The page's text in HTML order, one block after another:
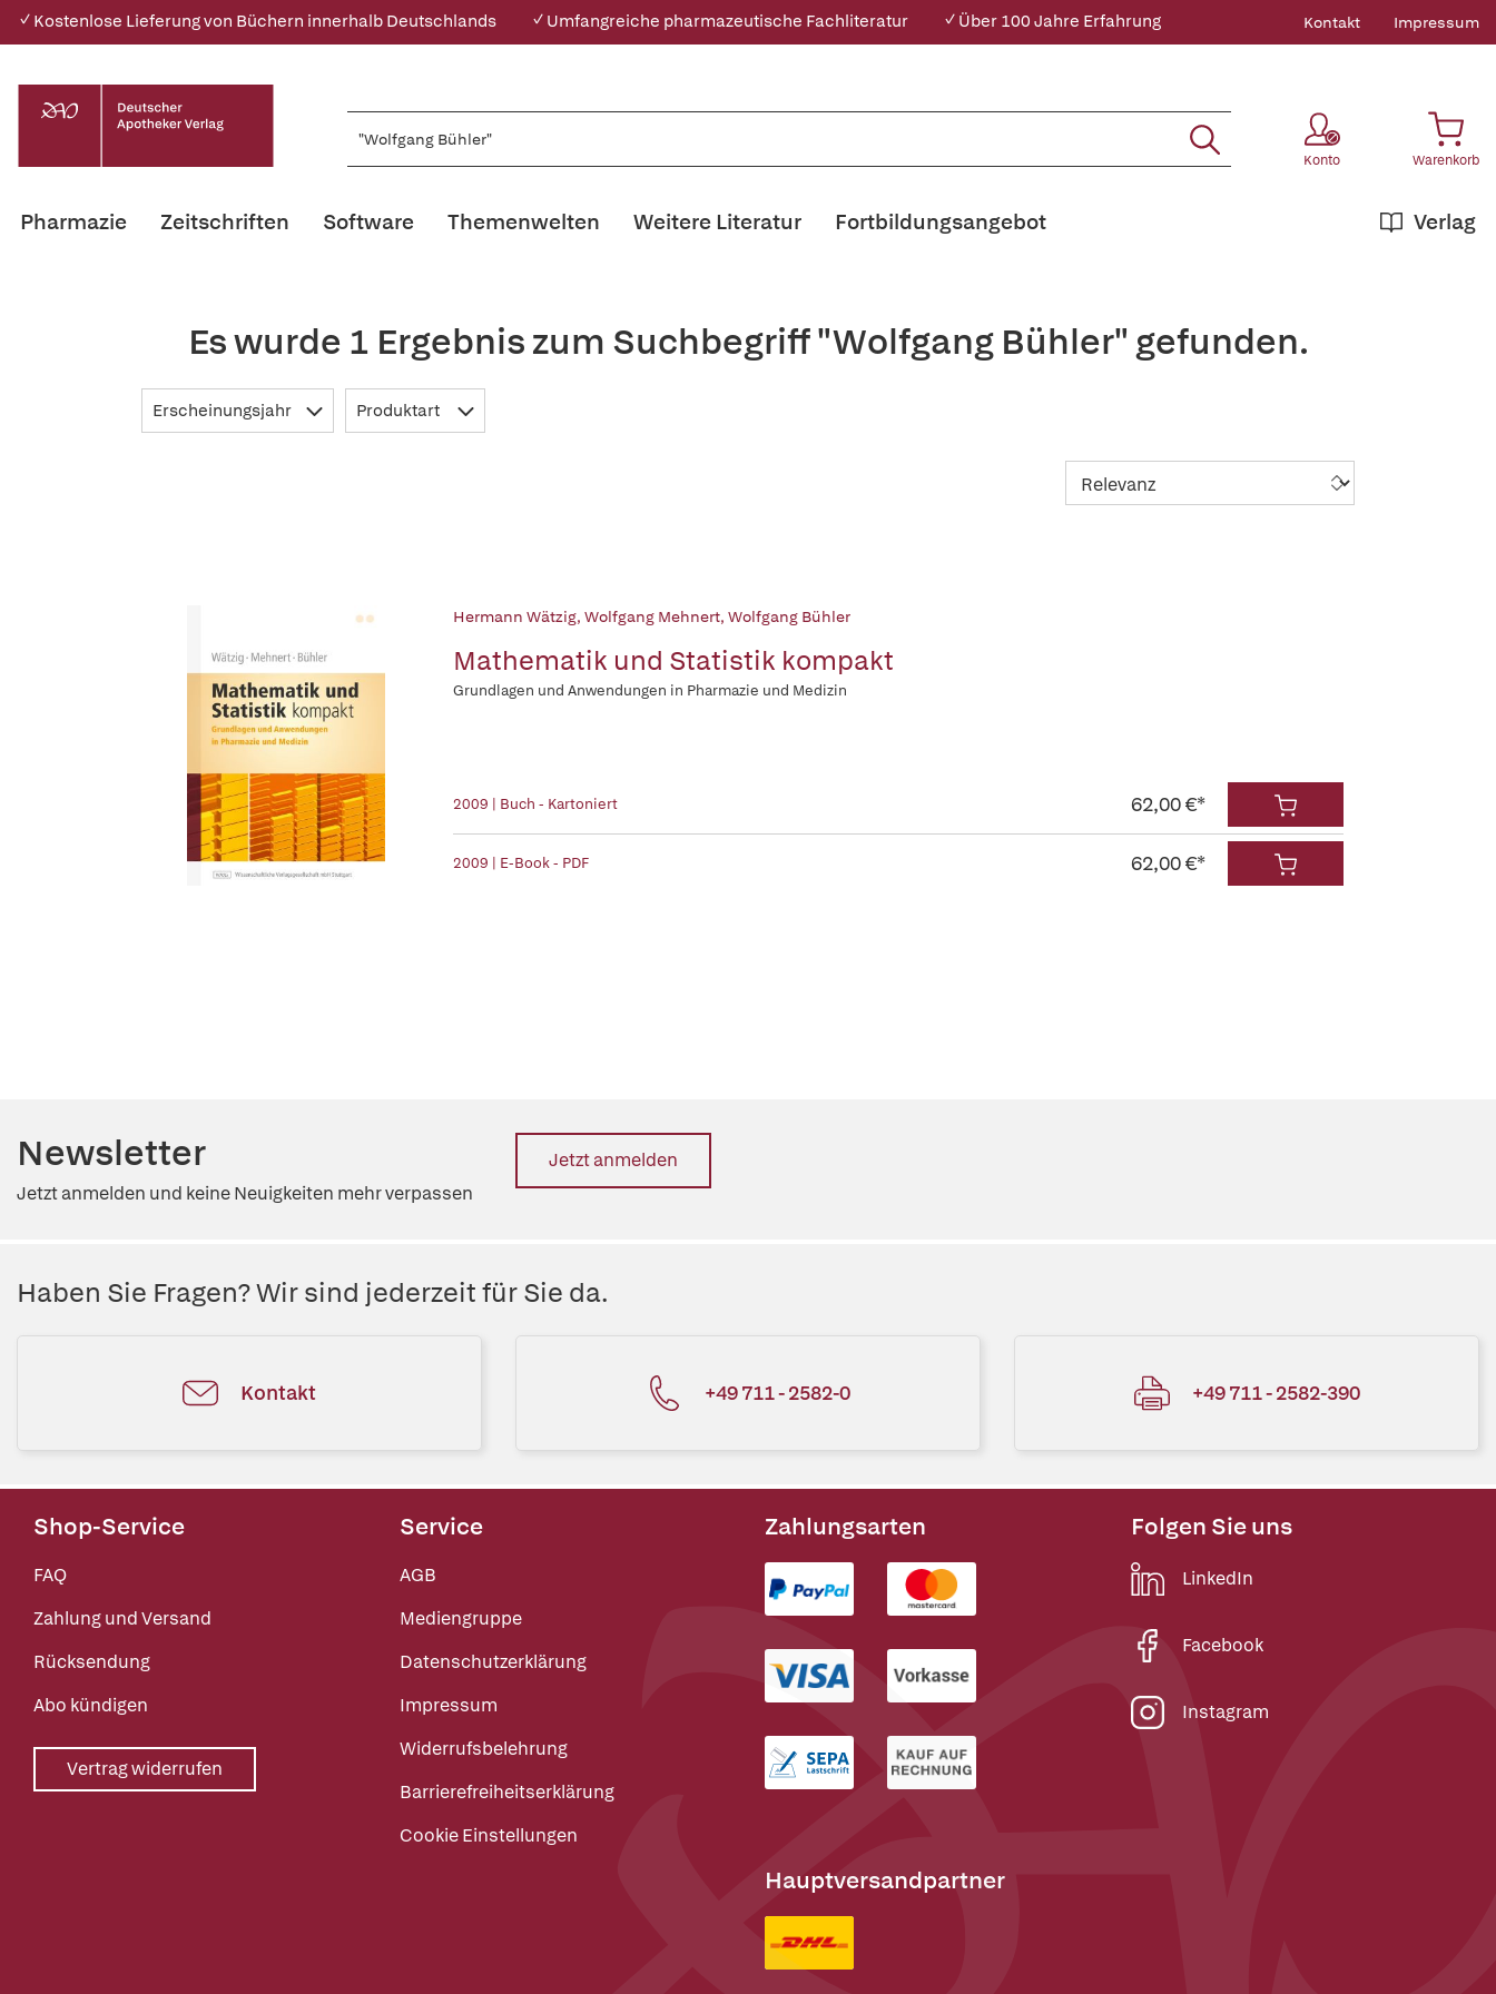
✓ Kostenlose Lieferung von Büchern innerhalb Deutschlands ✓ Umfangreiche pharmazeutische Fachliteratur ✓ Über 100 Jahre Erfahrung Kontakt Impressum
Konto Warenkorb
Pharmazie Zeitschriften Software Themenwelten Weitere Literatur Verlag
Fortbildungsangebot
Es wurde 1 Ergebnis zum Suchbegriff "Wolfgang Bühler" gefunden.
Erscheinungsjahr Produktart
Hermann Wätzig, Wolfgang Mehnert, Wolfgang Bühler
Mathematik und Statistik kompakt
Grundlagen und Anwendungen in Pharmazie und Medizin
2009 | Buch - Kartoniert 62,00 €*
2009 | E-Book - PDF 62,00 €*
Newsletter
Jetzt anmelden und keine Neuigkeiten mehr verpassen
Jetzt anmelden
Haben Sie Fragen? Wir sind jederzeit für Sie da.
Kontakt +49 711 - 2582-0 +49 711 - 2582-390
Shop-Service
FAQ
Zahlung und Versand
Rücksendung
Abo kündigen
Vertrag widerrufen
Service
AGB
Mediengruppe
Datenschutzerklärung
Impressum
Widerrufsbelehrung
Barrierefreiheitserklärung
Cookie Einstellungen
Zahlungsarten
Hauptversandpartner
Folgen Sie uns
LinkedIn
Facebook
Instagram